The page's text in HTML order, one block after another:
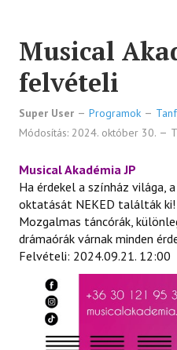
Musical
felvételi
Super User Programok
Módosítás: 2024. október 30.
Musical Akadémia JP
Ha érdekel a színház világa,
oktatását NEKED találták ki!
Mozgalmas táncórák,
drámaórák várnak minden
Felvételi: 2024.09.21. 12:00